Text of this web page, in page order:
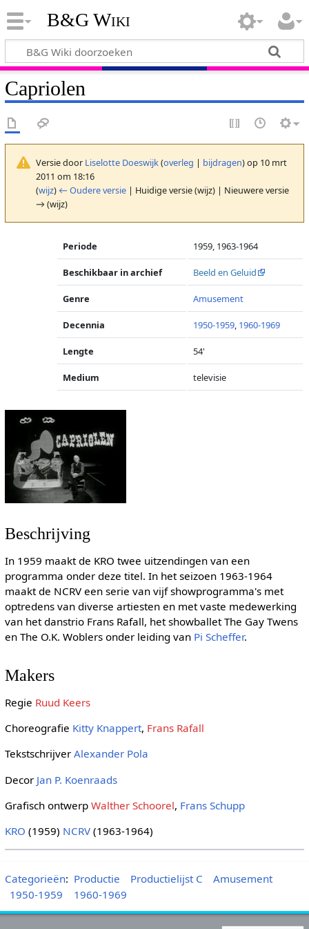
B&G Wiki
Capriolen
Versie door Liselotte Doeswijk(overleg | bijdragen)op 10 mrt
2011 om 18:16
(wijz) ← Oudere versie| Huidige versie (wijz) | Nieuwere versie
→ (wijz)
Periode 1959, 1963-1964
Beschikbaar in archief Beeld en Geluid
Genre Amusement
Decennia 1950-1959, 1960-1969
Lengte 54'
Medium televisie
Beschrijving
In 1959 maakt de KRO twee uitzendingen van een
programma onder deze titel. In het seizoen 1963-1964
maakt de NCRV een serie van vijf showprogramma's met
optredens van diverse artiesten en met vaste medewerking
van het danstrio Frans Rafall, het showballet The Gay Twens
en The O.K. Woblers onder leiding van Pi Scheffer.
Makers
Regie Ruud Keers
Choreografie Kitty Knappert, Frans Rafall
Tekstschrijver Alexander Pola
Decor Jan P. Koenraads
Grafisch ontwerp Walther Schoorel, Frans Schupp
KRO (1959) NCRV(1963-1964)
Categorieën: Productie Productielijst C
Amusement
1950-1959
1960-1969